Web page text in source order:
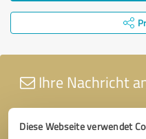
Diese Webseite verwendet
Ihre Nachricht